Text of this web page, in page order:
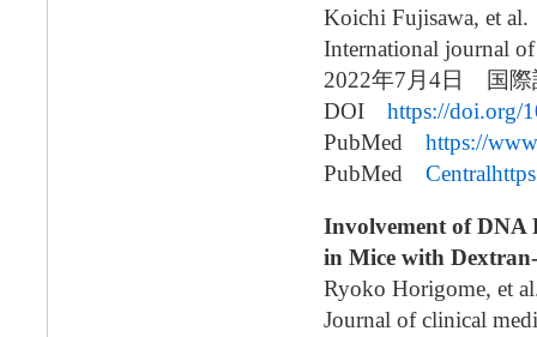
Koichi Fujisawa, et al.
International journal of
2022年7月4日 国際
DOI https://doi.org/
PubMed https://
PubMed
Involvement of DNA
in Mice with
Ryoko Horigome, et
Journal of clinical